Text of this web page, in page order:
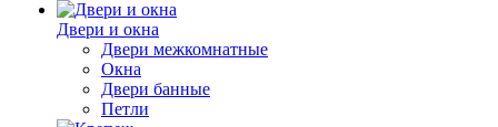
Двери и окна
Двери межкомнатные
Окна
Двери банные
Петли